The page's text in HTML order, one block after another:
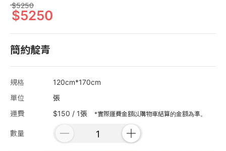
5250
5250
簡約靛青
規格
120cm*170cm
單位
張
運費
$150 / 1張 *實際運費金額以購物車結算的金額為準。
數量